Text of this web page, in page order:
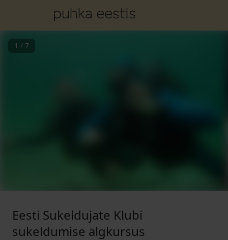
1 / 7
Eesti Sukeldujate Klubi
sukeldumise algkursus